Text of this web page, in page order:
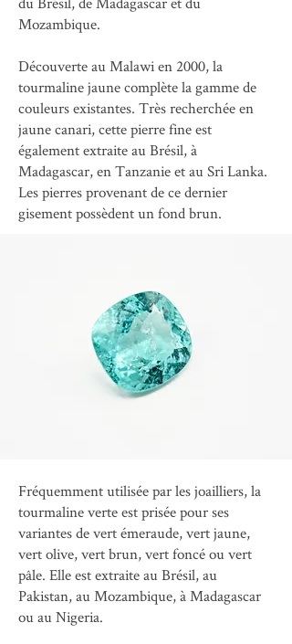
Mozambique.
Découverte au Malawi en 2000, la
tourmaline jaune complète la gamme de
couleurs existantes. Très recherchée en
jaune canari, cette pierre fine est
également extraite au Brésil, à
Madagascar, en Tanzanie et au Sri Lanka.
Les pierres provenant de ce dernier
gisement possèdent un fond brun.
Fréquemment utilisée par les joailliers, la
tourmaline verte est prisée pour ses
variantes de vert émeraude, vert jaune,
vert olive, vert brun, vert foncé ou vert
pâle. Elle est extraite au Brésil, au
Pakistan, au Mozambique, à Madagascar
ou au Nigeria.